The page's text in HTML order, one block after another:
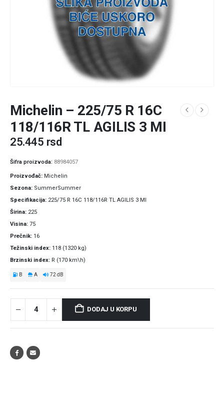
Michelin – 225/75 R 16C
118/116R TL AGILIS 3 MI
25.445 rsd
Šifra proizvoda: 88984057
Proizvođač Michelin
Sezona SummerSummer
Specifikacija 225/75 R 16C 118/116R TL AGILIS 3 MI
Širina 225
Visina 75
Prečnik 16
Težinski index 118 (1320 kg)
Brzinski index R (170 km\h)
B A 72 dB
DODAJ U KORPU